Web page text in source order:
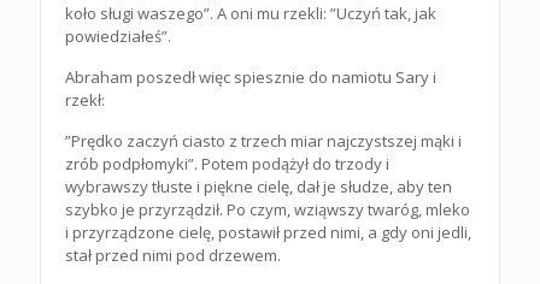
koło sługi waszego”. A oni mu rzekli: ”Uczyń tak, jak
powiedziałeś”.
Abraham poszedł więc spiesznie do namiotu Sary i
rzekł:
”Prędko zaczyń ciasto z trzech miar najczystszej mąki i
zrób podpłomyki”. Potem podążył do trzody i
wybrawszy tłuste i piękne cielę, dał je słudze, aby ten
szybko je przyrządził. Po czym, wziąwszy twaróg, mleko
i przyrządzone cielę, postawił przed nimi, a gdy oni jedli,
stał przed nimi pod drzewem.